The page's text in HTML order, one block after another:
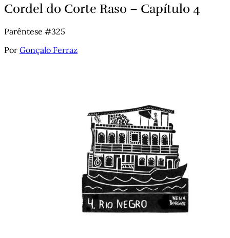
Cordel do Corte Raso – Capítulo 4
Parêntese #325
Por Gonçalo Ferraz